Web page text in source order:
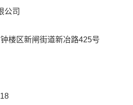
公司
楼区新闸街道新冶路425号